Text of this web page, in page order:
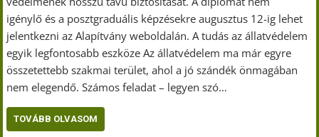
igénylő és a posztgraduális képzésekre augusztus 12-ig lehet
jelentkezni az Alapítvány weboldalán. A tudás az állatvédelem
egyik legfontosabb eszköze Az állatvédelem ma már egyre
összetettebb szakmai terület, ahol a jó szándék önmagában
nem elegendő. Számos feladat – legyen szó…
TOVÁBB OLVASOM